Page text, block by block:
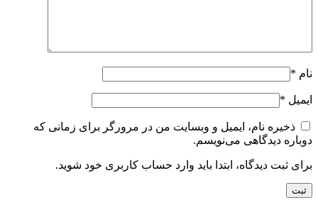
نام *
ایمیل *
ذخیره نام، ایمیل و وبسایت من در مرورگر برای زمانی که
دوباره دیدگاهی می‌نویسم.
برای ثبت دیدگاه، ابتدا باید وارد حساب کاربری خود شوید.